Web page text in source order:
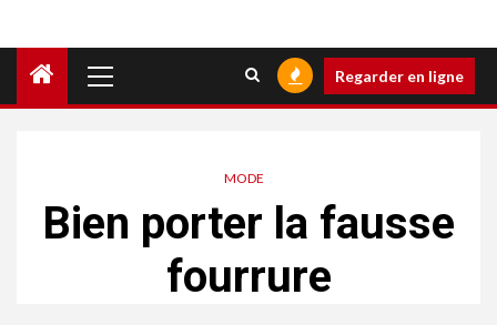
principal
Regarder en ligne
MODE
Bien porter la fausse
fourrure